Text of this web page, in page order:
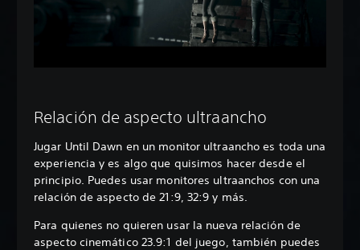
Relación de aspecto ultraancho
Jugar Until Dawn en un monitor ultraancho es toda una
experiencia y es algo que quisimos hacer desde el
principio. Puedes usar monitores ultraanchos con una
relación de aspecto de 21:9, 32:9 y más.
Para quienes no quieren usar la nueva relación de
aspecto cinemático 23.9:1 del juego, también puedes